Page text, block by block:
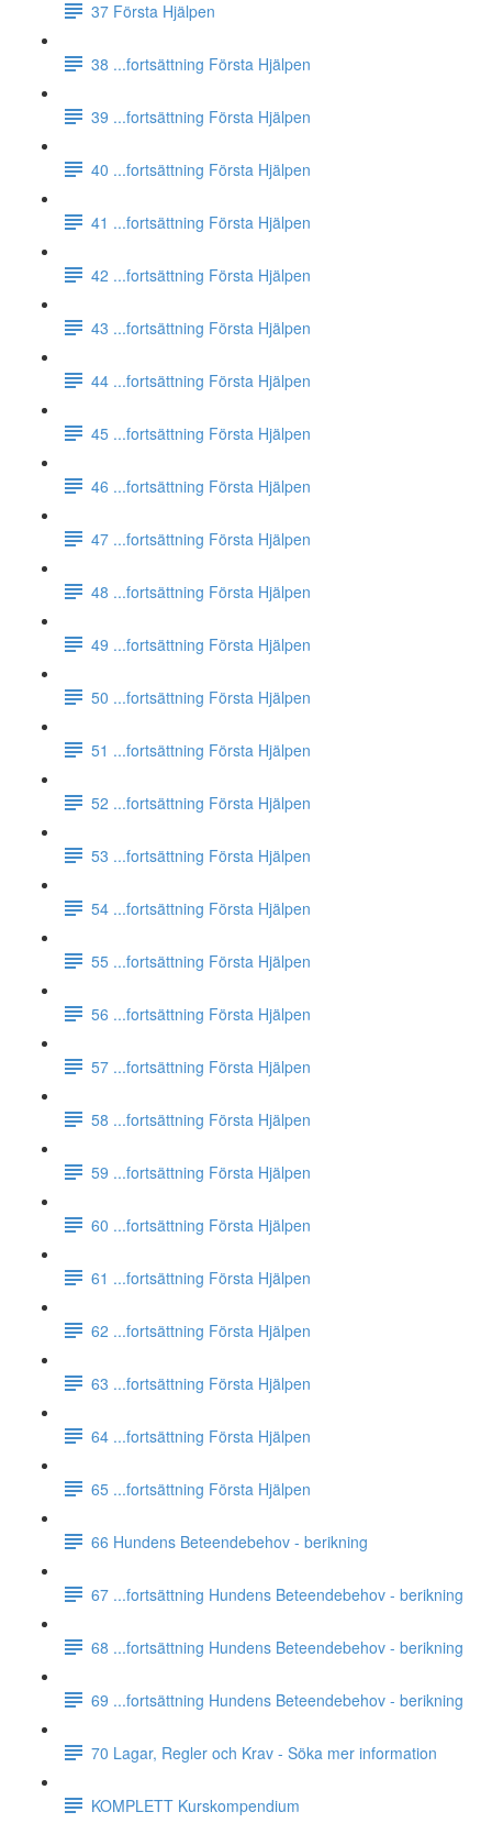
37 Första Hjälpen
38 ...fortsättning Första Hjälpen
39 ...fortsättning Första Hjälpen
40 ...fortsättning Första Hjälpen
41 ...fortsättning Första Hjälpen
42 ...fortsättning Första Hjälpen
43 ...fortsättning Första Hjälpen
44 ...fortsättning Första Hjälpen
45 ...fortsättning Första Hjälpen
46 ...fortsättning Första Hjälpen
47 ...fortsättning Första Hjälpen
48 ...fortsättning Första Hjälpen
49 ...fortsättning Första Hjälpen
50 ...fortsättning Första Hjälpen
51 ...fortsättning Första Hjälpen
52 ...fortsättning Första Hjälpen
53 ...fortsättning Första Hjälpen
54 ...fortsättning Första Hjälpen
55 ...fortsättning Första Hjälpen
56 ...fortsättning Första Hjälpen
57 ...fortsättning Första Hjälpen
58 ...fortsättning Första Hjälpen
59 ...fortsättning Första Hjälpen
60 ...fortsättning Första Hjälpen
61 ...fortsättning Första Hjälpen
62 ...fortsättning Första Hjälpen
63 ...fortsättning Första Hjälpen
64 ...fortsättning Första Hjälpen
65 ...fortsättning Första Hjälpen
66 Hundens Beteendebehov - berikning
67 ...fortsättning Hundens Beteendebehov - berikning
68 ...fortsättning Hundens Beteendebehov - berikning
69 ...fortsättning Hundens Beteendebehov - berikning
70 Lagar, Regler och Krav - Söka mer information
KOMPLETT Kurskompendium